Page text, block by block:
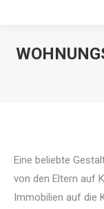
Eine beliebte
von den Eltern auf
Immobilien auf die